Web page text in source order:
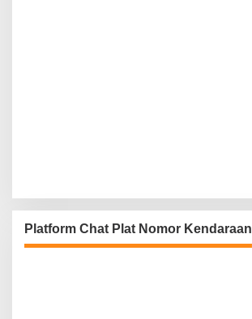
Platform Chat Plat Nomor Kendaraan